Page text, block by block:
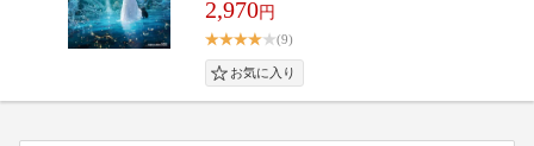
2,970円
(9)